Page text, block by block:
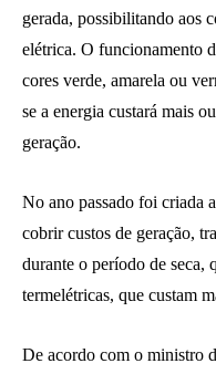
gerada, possibilitando aos
elétrica. O funcionamento
cores verde, amarela ou
se a energia custará mais
geração.
No ano passado foi criada
cobrir custos de geração,
durante o período de seca,
termelétricas, que custam
De acordo com o ministro